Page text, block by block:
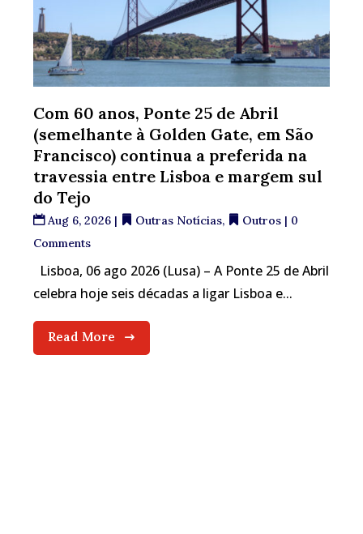
Com 60 anos, Ponte 25 de Abril
(semelhante à Golden Gate, em São
Francisco) continua a preferida na
travessia entre Lisboa e margem sul
do Tejo
Aug 6, 2026 | Outras Notícias, Outros | 0
Comments
Lisboa, 06 ago 2026 (Lusa) – A Ponte 25 de Abril
celebra hoje seis décadas a ligar Lisboa e...
Read More